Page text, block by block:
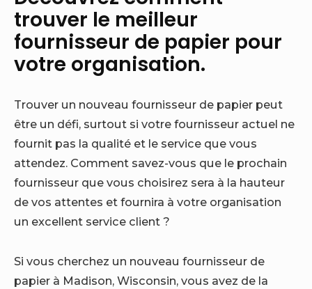
trouver le meilleur
fournisseur de papier pour
votre organisation.
Trouver un nouveau fournisseur de papier peut
être un défi, surtout si votre fournisseur actuel ne
fournit pas la qualité et le service que vous
attendez. Comment savez-vous que le prochain
fournisseur que vous choisirez sera à la hauteur
de vos attentes et fournira à votre organisation
un excellent service client ?
Si vous cherchez un nouveau fournisseur de
papier à Madison, Wisconsin, vous avez de la